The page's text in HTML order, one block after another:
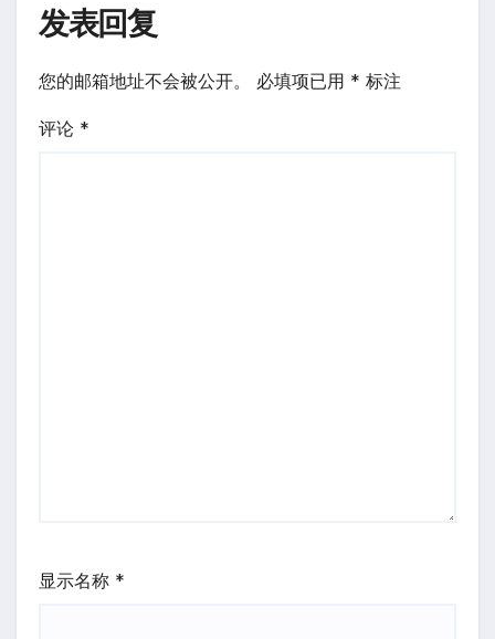
发表回复
您的邮箱地址不会被公开。 必填项已用 * 标注
评论 *
显示名称 *